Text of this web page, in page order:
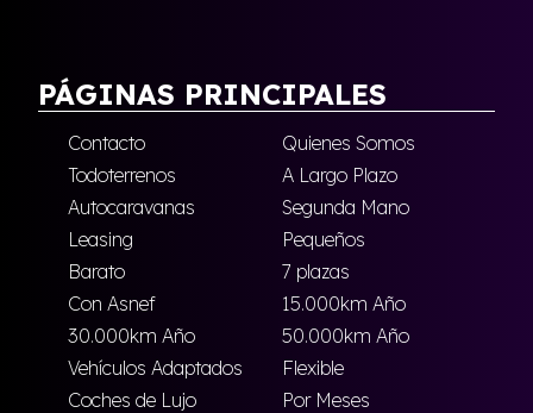
PÁGINAS PRINCIPALES
Contacto
Quienes Somos
Todoterrenos
A Largo Plazo
Autocaravanas
Segunda Mano
Leasing
Pequeños
Barato
7 plazas
Con Asnef
15.000km Año
30.000km Año
50.000km Año
Vehículos Adaptados
Flexible
Coches de Lujo
Por Meses